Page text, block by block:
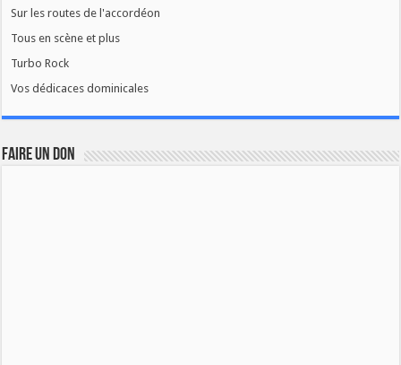
Sur les routes de l'accordéon
Tous en scène et plus
Turbo Rock
Vos dédicaces dominicales
FAIRE UN DON